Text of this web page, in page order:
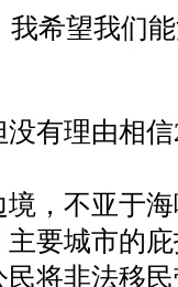
我希望我们
有理由相
，不亚于
要城市的
将非法移